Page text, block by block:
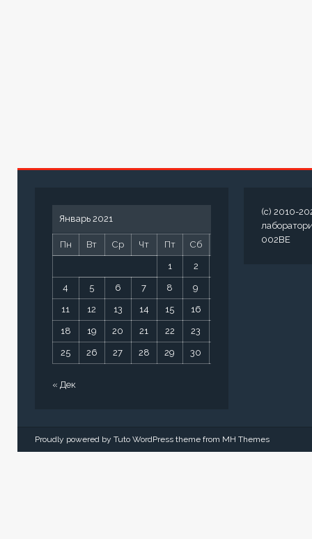
Январь 2021
Пн Вт Ср Чт Пт Сб
1 2
4 5 6 7 8 9
11 12 13 14 15 16
18 19 20 21 22 23
25 26 27 28 29 30
« Дек
(c) 2010-
002BE
Proudly powered by Tuto WordPress theme from MH Themes